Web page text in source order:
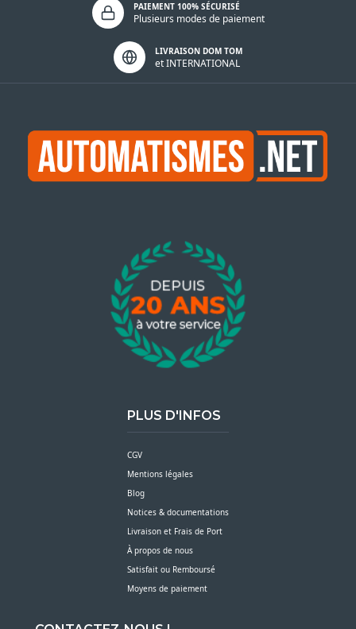
PAIEMENT 100% SÉCURISÉ
Plusieurs modes de paiement
LIVRAISON DOM TOM
et INTERNATIONAL
PLUS D'INFOS
CGV
Mentions légales
Blog
Notices & documentations
Livraison et Frais de Port
À propos de nous
Satisfait ou Remboursé
Moyens de paiement